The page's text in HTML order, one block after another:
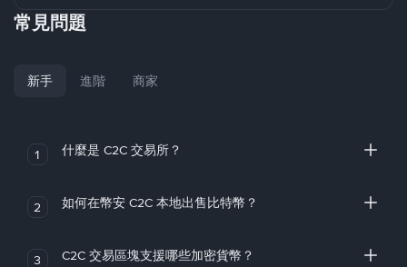
常見問題
新手 進階 商家
1 什麼是 C2C 交易所？
2 如何在幣安 C2C 本地出售比特幣？
3 C2C 交易區塊支援哪些加密貨幣？